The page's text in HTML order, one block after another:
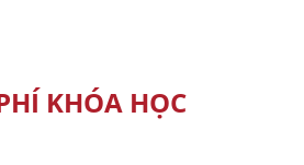
KHÓA HỌC